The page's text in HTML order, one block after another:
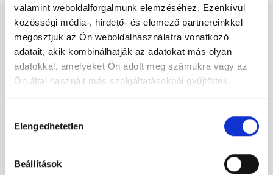
valamint weboldalforgalmunk elemzéséhez. Ezenkívül
közösségi média-, hirdető- és elemező partnereinkkel
megosztjuk az Ön weboldalhasználatra vonatkozó
adatait, akik kombinálhatják az adatokat más olyan
adatokkal, amelyeket Ön adott meg számukra vagy az
Ön által használt más szolgáltatásokból gyűjtöttek.
szabályzat:https://foglaljorvost.hu/info/foglaljorvost-
kiválasztása
Elengedhetetlen
Beállítások
Pszichológus Budapest, VI.
kerület - Pszichológia